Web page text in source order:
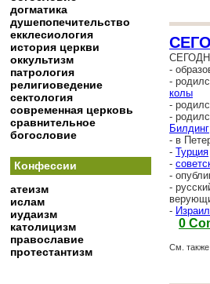
догматика
душепопечительство
екклесиология
история церкви
оккультизм
патрология
религиоведение
сектология
современная церковь
сравнительное
богословие
Конфессии
атеизм
ислам
иудаизм
католицизм
православие
протестантизм
-
-
колы
-
-
Билдинг
- в
- Турция
-
-
-
-
0
См. также